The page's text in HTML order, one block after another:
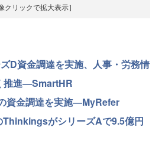
クリックで拡大表示］
D資金調達を実施、人事・労務情
推進―SmartHR
資金調達を実施―MyRefer
ThinkingsがシリーズAで9.5億円